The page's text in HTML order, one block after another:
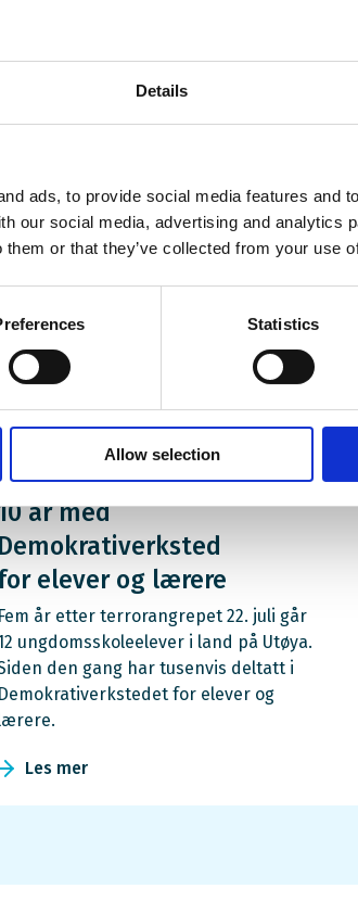
Details
ads, to provide social media features and
our social media, advertising and analytics
them or that they’ve collected from your use
Statistics
Allow selection
år med
Demokrativerksted
elever og lærere
Fem år etter terrorangrepet 22. juli går
ungdomsskoleelever i land på Utøya.
den gang har tusenvis deltatt i
Demokrativerkstedet for elever og
Les mer